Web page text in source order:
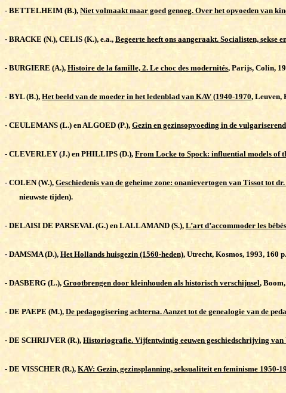
- BETTELHEIM (B.), Niet volmaakt maar goed genoeg. Over het opvoeden van
- BRACKE (N.), CELIS (K.), e.a., Begeerte heeft ons aangeraakt. Socialisten, sekse
- BURGIERE (A.), Histoire de la famille, 2. Le choc des modernités, Parijs, Colin,
- BYL (B.), Het beeld van de moeder in het ledenblad van KAV (1940-1970, Leuven,
- CEULEMANS (L.) en ALGOED (P.), Gezin en gezinsopvoeding in de
- CLEVERLEY (J.) en PHILLIPS (D.), From Locke to Spock: influential models of
- COLEN (W.), Geschiedenis van de geheime zone: onanievertogen van Tissot tot
nieuwste tijden).
- DELAISI DE PARSEVAL (G.) en LALLAMAND (S.), L’art d’accommoder les
- DAMSMA (D.), Het Hollands huisgezin (1560-heden), Utrecht, Kosmos, 1993, 160 p.
- DASBERG (L.), Grootbrengen door kleinhouden als historisch verschijnsel,
- DE PAEPE (M.), De pedagogisering achterna. Aanzet tot de genealogie van de
- DE SCHRIJVER (R.), Historiografie. Vijfentwintig eeuwen geschiedschrijving van
- DE VISSCHER (R.), KAV: Gezin, gezinsplanning, seksualiteit en feminisme 1950-